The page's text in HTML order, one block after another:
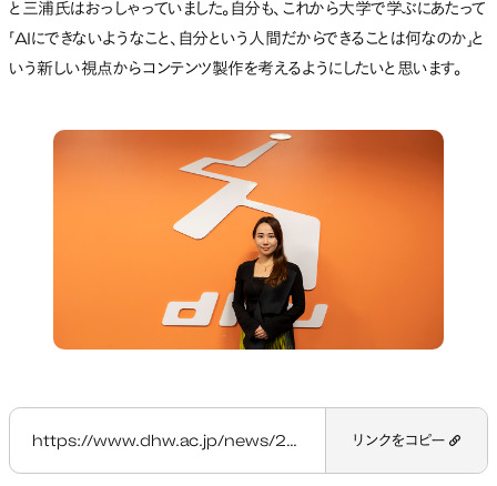
と三浦氏はおっしゃっていました。自分も、これから大学で学ぶにあたって
「AIにできないようなこと、自分という人間だからできることは何なのか」と
いう新しい視点からコンテンツ製作を考えるようにしたいと思います。
https://www.dhw.ac.jp/news/201912ai_report/ リンクをコピー